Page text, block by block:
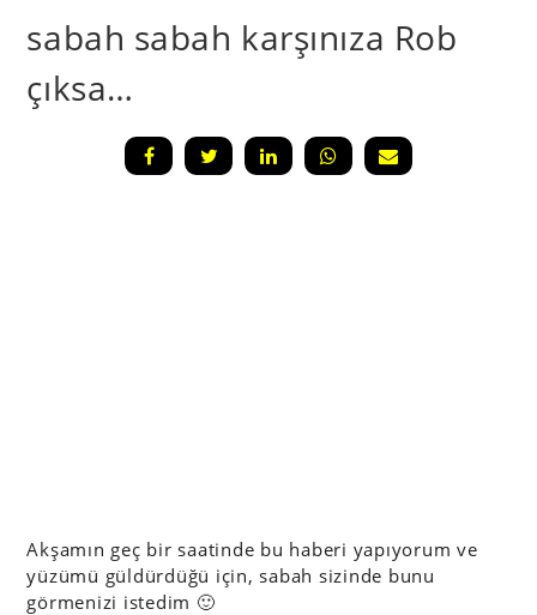
sabah sabah karşınıza Rob
çıksa…
Akşamın geç bir saatinde bu haberi yapıyorum ve
yüzümü güldürdüğü için, sabah sizinde bunu
görmenizi istedim 🙂